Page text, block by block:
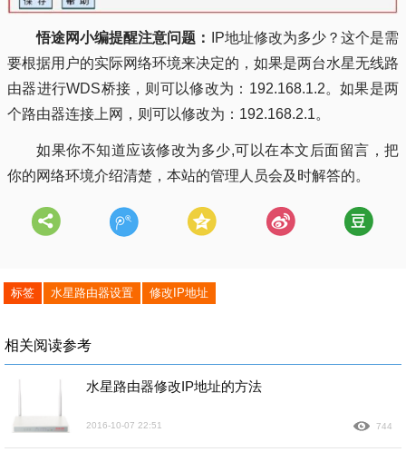
悟途网小编提醒注意问题：
IP地址修改为多少？这个是需
要根据用户的实际网络环境来决定的，如果是两台水星无线路
由器进行WDS桥接，则可以修改为：192.168.1.2。如果是两
个路由器连接上网，则可以修改为：192.168.2.1。
如果你不知道应该修改为多少,可以在本文后面留言，把
你的网络环境介绍清楚，本站的管理人员会及时解答的。
标签 水星路由器设置 修改IP地址
相关阅读参考
水星路由器修改IP地址的方法
2016-10-07 22:51 744